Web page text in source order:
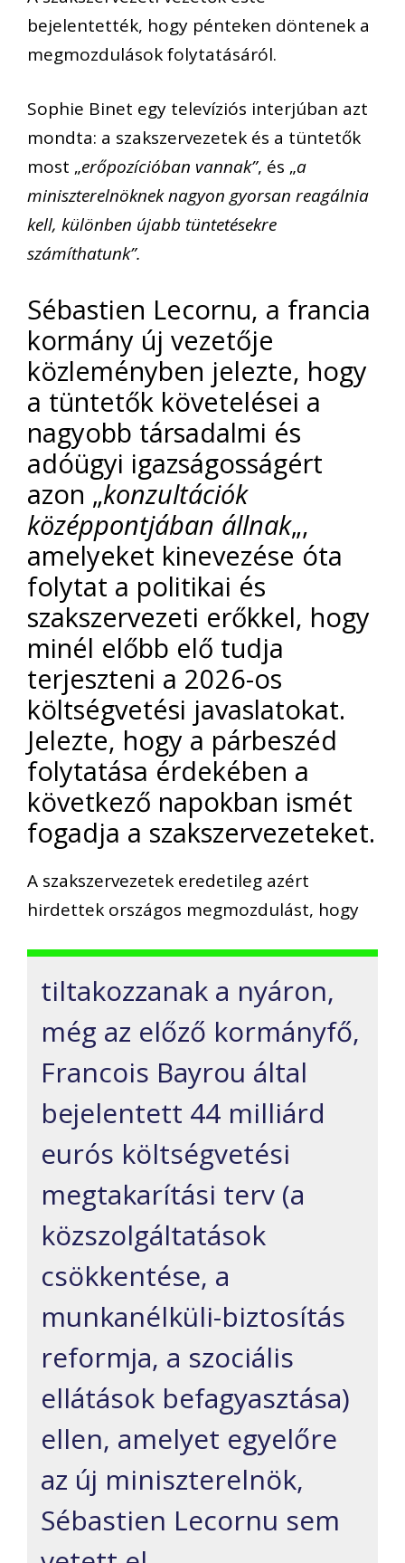
bejelentették, hogy pénteken döntenek a
megmozdulások folytatásáról.
Sophie Binet egy televíziós interjúban azt
mondta: a szakszervezetek és a tüntetők
most „erőpozícióban vannak”, és „a
miniszterelnöknek nagyon gyorsan reagálnia
kell, különben újabb tüntetésekre
számíthatunk”.
Sébastien Lecornu, a francia
kormány új vezetője
közleményben jelezte, hogy
a tüntetők követelései a
nagyobb társadalmi és
adóügyi igazságosságért
azon „konzultációk
középpontjában állnak„,
amelyeket kinevezése óta
folytat a politikai és
szakszervezeti erőkkel, hogy
minél előbb elő tudja
terjeszteni a 2026-os
költségvetési javaslatokat.
Jelezte, hogy a párbeszéd
folytatása érdekében a
következő napokban ismét
fogadja a szakszervezeteket.
A szakszervezetek eredetileg azért
hirdettek országos megmozdulást, hogy
tiltakozzanak a nyáron,
még az előző kormányfő,
Francois Bayrou által
bejelentett 44 milliárd
eurós költségvetési
megtakarítási terv (a
közszolgáltatások
csökkentése, a
munkanélküli-biztosítás
reformja, a szociális
ellátások befagyasztása)
ellen, amelyet egyelőre
az új miniszterelnök,
Sébastien Lecornu sem